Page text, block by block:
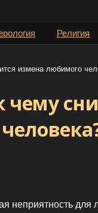
Религия
измена любимого
чему
неприятность для